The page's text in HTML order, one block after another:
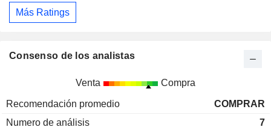
Más Ratings
Consenso de los analistas
Venta Compra
Recomendación promedio
COMPRAR
Numero de análisis
7